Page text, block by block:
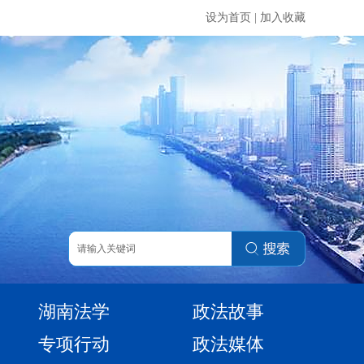
设为首页 加入收藏
湖南法学
政法故事
专项行动
政法媒体